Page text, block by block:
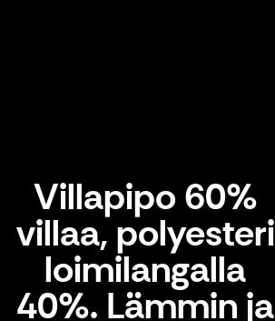
Villapipo 60%
villaa, polyesteri
loimilangalla
40%. Lämmin ja